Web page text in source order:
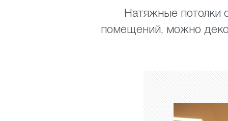
Натяжные потолки
помещений, можно